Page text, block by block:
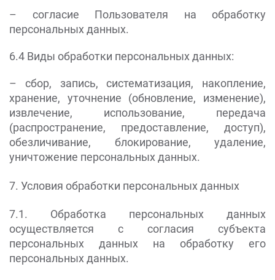
– согласие Пользователя на обработку
персональных данных.
6.4 Виды обработки персональных данных:
– сбор, запись, систематизация, накопление,
хранение, уточнение (обновление, изменение),
извлечение, использование, передача
(распространение, предоставление, доступ),
обезличивание, блокирование, удаление,
уничтожение персональных данных.
7. Условия обработки персональных данных
7.1. Обработка персональных данных
осуществляется с согласия субъекта
персональных данных на обработку его
персональных данных.